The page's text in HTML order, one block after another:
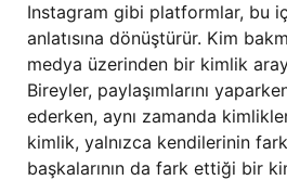
Instagram gibi platformlar, bu
anlatısına dönüştürür. Kim
medya üzerinden bir kimlik
Bireyler, paylaşımlarını
ederken, aynı zamanda
kimlik, yalnızca kendilerinin
başkalarının da fark ettiği bir